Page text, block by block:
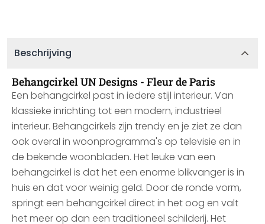
Beschrijving
Behangcirkel UN Designs - Fleur de Paris
Een behangcirkel past in iedere stijl interieur. Van
klassieke inrichting tot een modern, industrieel
interieur. Behangcirkels zijn trendy en je ziet ze dan
ook overal in woonprogramma's op televisie en in
de bekende woonbladen. Het leuke van een
behangcirkel is dat het een enorme blikvanger is in
huis en dat voor weinig geld. Door de ronde vorm,
springt een behangcirkel direct in het oog en valt
het meer op dan een traditioneel schilderij. Het